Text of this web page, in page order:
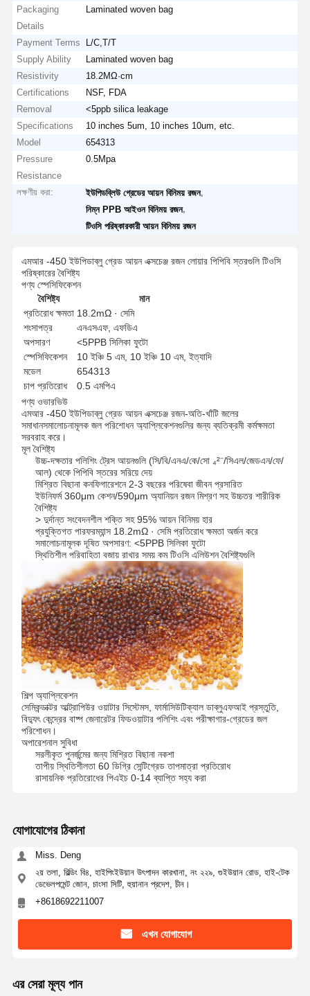
Packaging
Details
Laminated woven bag
Payment Terms
L/C,T/T
Supply Ability
Laminated woven bag
Resistivity
18.2MΩ·cm
Certifications
NSF, FDA
Removal
<5ppb silica leakage
Specifications
10 inches 5um, 10 inches 10um, etc.
Model
654313
Pressure
Resistance
0.5Mpa
লক্ষণীয় করা: ইউপিডব্লিউ গ্রেডের আয়ন বিনিময় রজন,
নিম্ন PPB আইওন বিনিময় রজন,
টিওসি পরিষ্কারকারী আয়ন বিনিময় রজন
এমআর -450 ইউপিডাব্লু গ্রেড আয়ন এক্সচেঞ্জ রজন লোয়ার পিপিবি স্তরগুলি টিওসি
পরিষ্কারের বৈশিষ্ট্য
পণ্য স্পেসিফিকেশন
বৈশিষ্ট্য
মান
প্রতিরোধ ক্ষমতা 18.2mΩ · সেমি
শংসাপত্র
এনএসএফ, এফডিএ
অপসারণ
<5PPB সিলিকা ফুটো
স্পেসিফিকেশন
10 ইঞ্চি 5 এম, 10 ইঞ্চি 10 এম, ইত্যাদি
মডেল
654313
চাপ প্রতিরোধ
0.5 এমপিএ
পণ্য ওভারভিউ
এমআর -450 ইউপিডাব্লু গ্রেড আয়ন এক্সচেঞ্জ রজন-অতি-খাঁটি জলের
সমাধানসমালোচনামূলক জল পরিশোধন অ্যাপ্লিকেশনগুলির জন্য ব্যতিক্রমী কর্মক্ষমতা
সরবরাহ করে।
মূল বৈশিষ্ট্য
উচ্চ-দক্ষতার পলিশিং ট্রেস আয়নগুলি (সি/বি/এনএ/কে/সো ₄²⁻/সিএল/জেডএন/ফে/
আল) থেকে পিপিবি স্তরের সরিয়ে দেয়
মিশ্রিত বিছানা কনফিগারেশনে 2-3 বছরের পরিষেবা জীবন প্রসারিত
ইউনিফর্ম 360μm কেশন/590μm অ্যানিয়ন রজন মিশ্রণ সহ উচ্চতর শারীরিক
বৈশিষ্ট্য
> দুর্দান্ত সংবেদনশীল শক্তি সহ 95% আয়ন বিনিময় হার
প্রযুক্তিগত পারফরম্যান্স 18.2mΩ · সেমি প্রতিরোধ ক্ষমতা অর্জন করে
সমালোচনামূলক দূষিত অপসারণ: <5PPB সিলিকা ফুটো
স্থিতিশীল পরিবাহিতা বজায় রাখার সময় কম টিওসি এলিউশন বৈশিষ্ট্যগুলি
শিল্প অ্যাপ্লিকেশন
সেমিকন্ডাক্টর আল্ট্রাপিউর ওয়াটার সিস্টেমস, ফার্মাসিউটিক্যাল ডাব্লুএফআই প্রস্তুতি,
বিদ্যুৎ কেন্দ্রের বাষ্প জেনারেটর ফিডওয়াটার পলিশিং এবং পরীক্ষাগার-গ্রেডের জল
পরিশোধন।
অপারেশনাল সুবিধা
সরলীকৃত পুনর্জন্মের জন্য মিশ্রিত বিছানা নকশা
তাপীয় স্থিতিশীলতা 60 ডিগ্রি সেন্টিগ্রেড তাপমাত্রা প্রতিরোধ
রাসায়নিক প্রতিরোধের পিএইচ 0-14 ব্যাপ্তি সহ্য করা
যোগাযোগের ঠিকানা
Miss. Deng
২য় তলা, বিল্ডিং বি৪, হাইপিংইউয়ান উৎপাদন কারখানা, নং ২২৯, গুইউয়ান রোড, হাই-টেক
ডেভেলপমেন্ট জোন, চাংসা সিটি, হুয়ানান প্রদেশ, চীন।
+8618692211007
এখন যোগাযোগ
এর সেরা মূল্য পান